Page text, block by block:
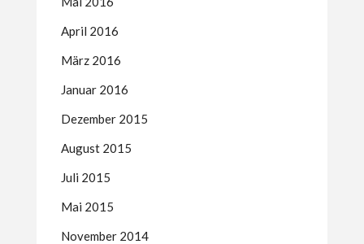
April 2016
März 2016
Januar 2016
Dezember 2015
August 2015
Juli 2015
Mai 2015
November 2014